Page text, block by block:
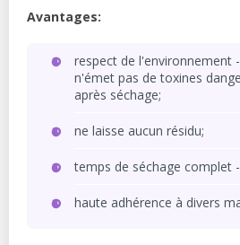
Avantages:
respect de l'environnement
n'émet pas de toxines
après séchage;
ne laisse aucun résidu;
temps de séchage complet
haute adhérence à divers